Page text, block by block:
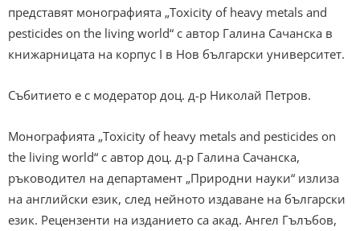
представят монографията „Toxicity of heavy metals and
pesticides on the living world“ с автор Галина Сачанска в
книжарницата на корпус I в Нов български университет.
Събитието е с модератор доц. д-р Николай Петров.
Монографията „Toxicity of heavy metals and pesticides on
the living world“ с автор доц. д-р Галина Сачанска,
ръководител на департамент „Природни науки“ излиза
на английски език, след нейното издаване на български
език. Рецензенти на изданието са акад. Ангел Гълъбов,